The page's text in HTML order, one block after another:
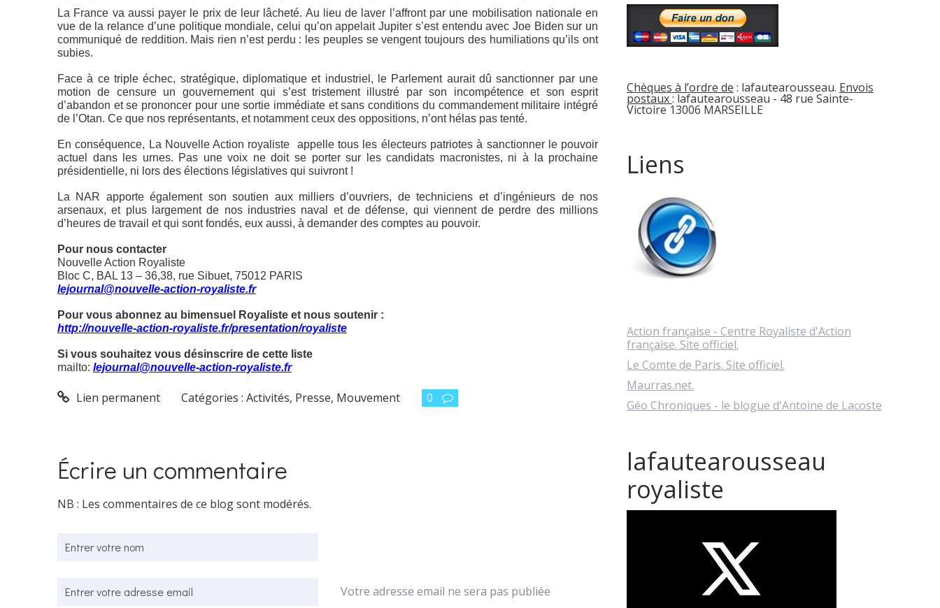
La France va aussi payer le prix de leur lâcheté. Au lieu de laver l’affront par une mobilisation nationale en
vue de la relance d’une politique mondiale, celui qu’on appelait Jupiter s’est entendu avec Joe Biden sur un
communiqué de reddition. Mais rien n’est perdu : les peuples se vengent toujours des humiliations qu’ils ont
subies.
Face à ce triple échec, stratégique, diplomatique et industriel, le Parlement aurait dû sanctionner par une
motion de censure un gouvernement qui s’est tristement illustré par son incompétence et son esprit
d’abandon et se prononcer pour une sortie immédiate et sans conditions du commandement militaire intégré
de l’Otan. Ce que nos représentants, et notamment ceux des oppositions, n’ont hélas pas tenté.
En conséquence, La Nouvelle Action royaliste appelle tous les électeurs patriotes à sanctionner le pouvoir
actuel dans les urnes. Pas une voix ne doit se porter sur les candidats macronistes, ni à la prochaine
présidentielle, ni lors des élections législatives qui suivront !
La NAR apporte également son soutien aux milliers d’ouvriers, de techniciens et d’ingénieurs de nos
arsenaux, et plus largement de nos industries naval et de défense, qui viennent de perdre des millions
d’heures de travail et qui sont fondés, eux aussi, à demander des comptes au pouvoir.
Pour nous contacter
Nouvelle Action Royaliste
Bloc C, BAL 13 – 36,38, rue Sibuet, 75012 PARIS
lejournal@nouvelle-action-royaliste.fr
Pour vous abonnez au bimensuel Royaliste et nous soutenir :
http://nouvelle-action-royaliste.fr/presentation/royaliste
Si vous souhaitez vous désinscrire de cette liste
mailto: lejournal@nouvelle-action-royaliste.fr
Lien permanent Catégories :Activités, Presse, Mouvement 0
Écrire un commentaire
NB : Les commentaires de ce blog sont modérés.
Votre adresse email ne sera pas publiée
Chèques à l’ordre de : lafautearousseau. Envois
postaux: lafautearousseau - 48 rue Sainte-
Victoire 13006 MARSEILLE
Liens
Action française - Centre Royaliste d'Action
française. Site officiel.
Le Comte de Paris. Site officiel.
Maurras.net.
Géo Chroniques - le blogue d'Antoine de Lacoste
lafautearousseau
royaliste